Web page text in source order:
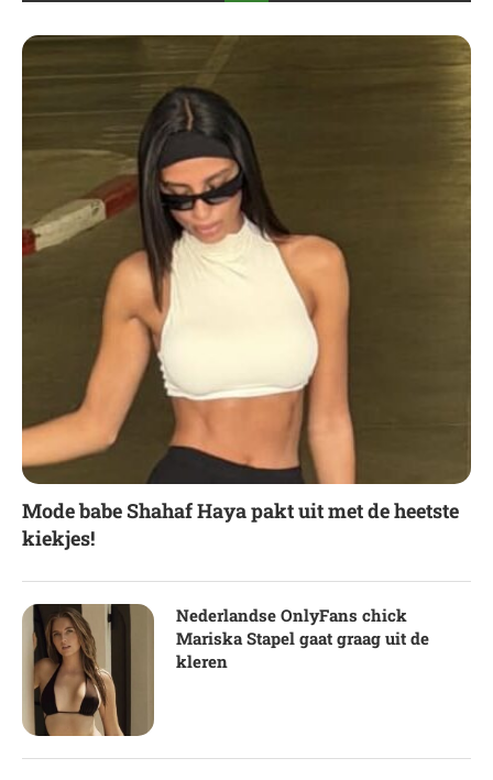
Mode babe Shahaf Haya pakt uit met de heetste
kiekjes!
Nederlandse OnlyFans chick
Mariska Stapel gaat graag uit de
kleren